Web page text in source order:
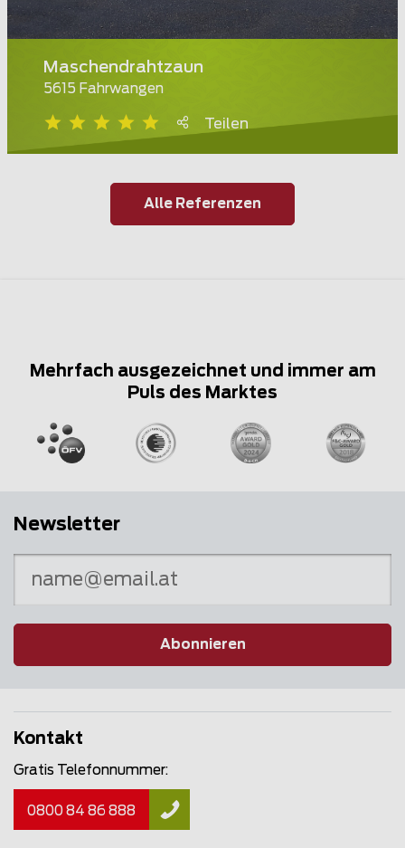
Maschendrahtzaun
5615 Fahrwangen
Teilen
Alle Referenzen
Mehrfach ausgezeichnet und immer am
Puls des Marktes
Newsletter
Abonnieren
Kontakt
Gratis Telefonnummer:
0800 84 86 888